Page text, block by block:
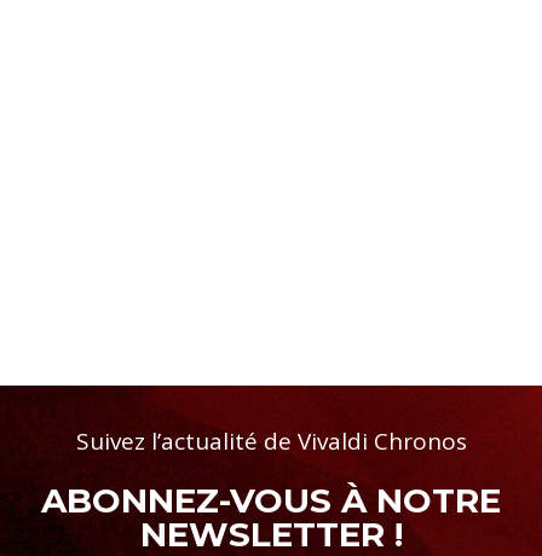
Suivez l’actualité de Vivaldi Chronos
ABONNEZ-VOUS À NOTRE
NEWSLETTER !